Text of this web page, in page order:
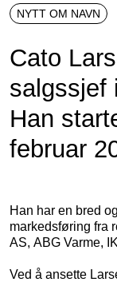
NYTT OM NAVN
Cato
salgssjef
Han
februar
Han har en bred
markedsføring fra
AS, ABG Varme,
Ved å ansette